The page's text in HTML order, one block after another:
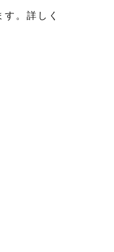
。詳しく
ャンルの